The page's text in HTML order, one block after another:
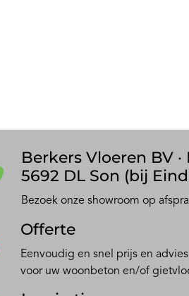
Berkers Vloeren BV
5692 DL Son (bij
Bezoek onze showroom op
Offerte
Eenvoudig en snel prijs en advies
voor uw woonbeton en/of